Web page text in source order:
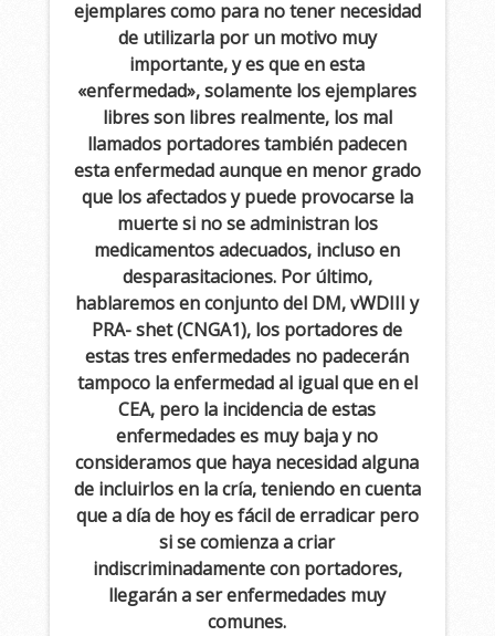
ejemplares como para no tener necesidad
de utilizarla por un motivo muy
importante, y es que en esta
«enfermedad», solamente los ejemplares
libres son libres realmente, los mal
llamados portadores también padecen
esta enfermedad aunque en menor grado
que los afectados y puede provocarse la
muerte si no se administran los
medicamentos adecuados, incluso en
desparasitaciones. Por último,
hablaremos en conjunto del DM, vWDIII y
PRA- shet (CNGA1), los portadores de
estas tres enfermedades no padecerán
tampoco la enfermedad al igual que en el
CEA, pero la incidencia de estas
enfermedades es muy baja y no
consideramos que haya necesidad alguna
de incluirlos en la cría, teniendo en cuenta
que a día de hoy es fácil de erradicar pero
si se comienza a criar
indiscriminadamente con portadores,
llegarán a ser enfermedades muy
comunes.